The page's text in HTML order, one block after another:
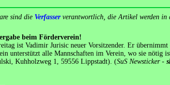
sind die Verfasserverantwortlich, die Artikel werden in
beim Förderverein!
ist Vadimir Jurisic neuer Vorsitzender. Er
unterstützt alle Mannschaften im Verein, wo sie
Kuhholzweg 1, 59556 Lippstadt). (SuS Newsticker -